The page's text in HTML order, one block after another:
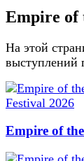
Empire of
На этой
выступлений
Empire of